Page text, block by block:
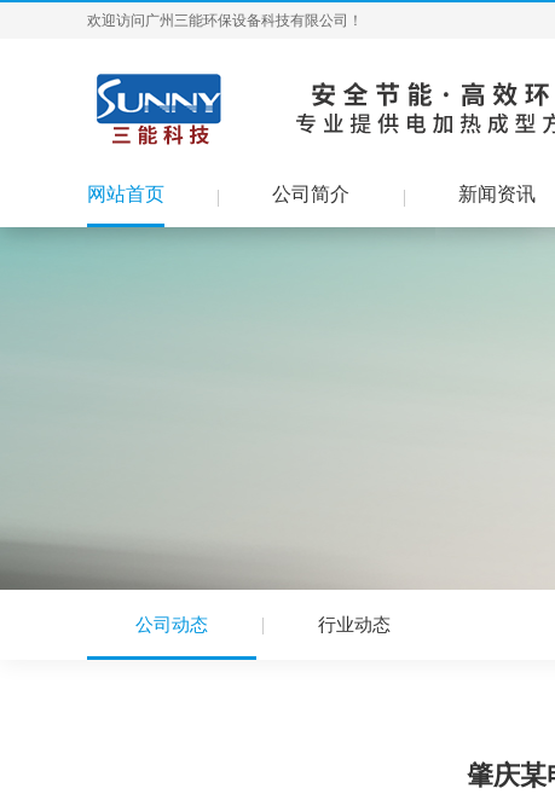
欢迎访问广州三能环保设备科技有限公司！
网站首页 公司简介 新闻资讯
公司动态 行业动态
肇庆某